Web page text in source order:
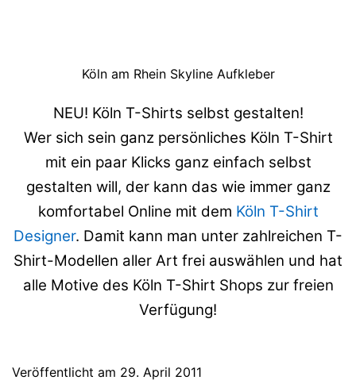
Köln am Rhein Skyline Aufkleber
NEU! Köln T-Shirts selbst gestalten!
Wer sich sein ganz persönliches Köln T-Shirt
mit ein paar Klicks ganz einfach selbst
gestalten will, der kann das wie immer ganz
komfortabel Online mit dem Köln T-Shirt
Designer. Damit kann man unter zahlreichen T-
Shirt-Modellen aller Art frei auswählen und hat
alle Motive des Köln T-Shirt Shops zur freien
Verfügung!
Veröffentlicht am 29. April 2011